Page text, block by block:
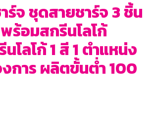
ร์จ ชุดสายชาร์จ 3 ชิ้น
ร้อมสกรีนโลโก้
โลโก้ 1 สี 1 ตำแหน่ง
การ ผลิตขั้นต่ำ 100